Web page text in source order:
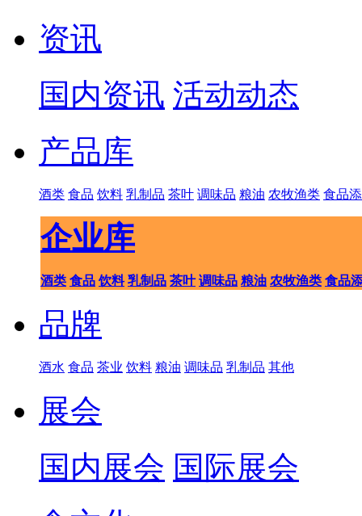
资讯
国内资讯 活动动态
产品库
酒类 食品 饮料 乳制品 茶叶 调味品 粮油 农牧渔类 食品
企业库
酒类 食品 饮料 乳制品 茶叶 调味品 粮油 农牧渔类 食品
品牌
酒水 食品 茶业 饮料 粮油 调味品 乳制品 其他
展会
国内展会 国际展会